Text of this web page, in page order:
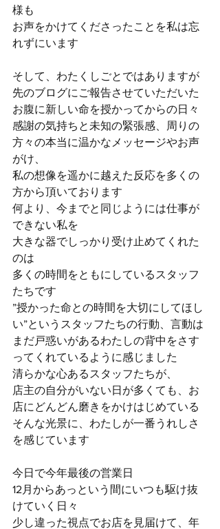
様も
お声をかけてくださったことを私は忘
れずにいます
そして、わたくしごとではありますが
先のブログにご報告させていただいた
お腹に新しい命を授かってからの日々
感謝の気持ちと未知の緊張感、周りの
方々の本当に温かなメッセージやお声
がけ、
私の想像を遥かに越えた反応を多くの
方から頂いております
何より、今までと同じようには仕事が
できない私を
大きな器でしっかり受け止めてくれた
のは
多くの時間をともにしているスタッフ
たちです
”授かった命との時間を大切にしてほし
い”というスタッフたちの行動、言動は
まだ戸惑いがあるわたしの背中をさす
ってくれているように感じました
清らかな心あるスタッフたちが、
店主の自分がいない日が多くても、お
店にどんどん磨きをかけはじめている
そんな光景に、わたしが一番うれしさ
を感じています
今日で今年最後の営業日
12月からあっという間にいつも駆け抜
けていく日々
少し違った視点でお店を見届けて、年